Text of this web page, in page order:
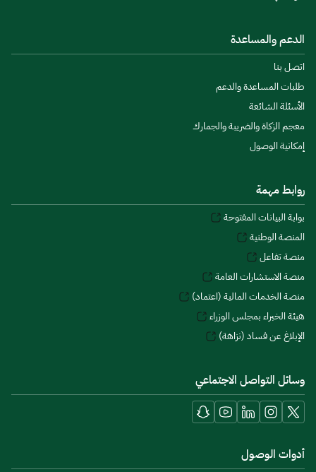
الدعم والمساعدة
اتصل بنا
طلبات المساعدة والدعم
الأسئلة الشائعة
معجم الزكاة والضريبة والجمارك
إمكانية الوصول
روابط مهمة
بوابة البيانات المفتوحة
المنصة الوطنية
منصة تفاعل
منصة الاستشارات العامة
منصة الخدمات المالية (اعتماد)
هيئة الخبراء بمجلس الوزراء
الإبلاغ عن فساد (نزاهة)
وسائل التواصل الاجتماعي
أدوات الوصول